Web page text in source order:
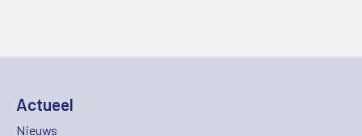
Actueel
Nieuws